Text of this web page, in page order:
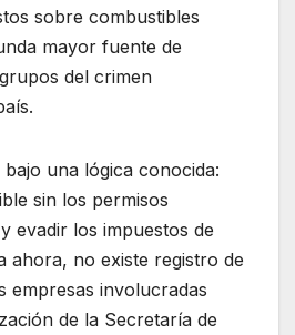
sobre combustibles
mayor fuente de
del crimen
una lógica conocida:
sin los permisos
evadir los impuestos de
ahora, no existe registro de
empresas involucradas
de la Secretaría de